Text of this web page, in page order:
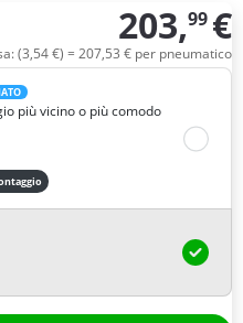
203,99 €
(3,54€) = 207,53 € per pneumatico
più vicino o più comodo